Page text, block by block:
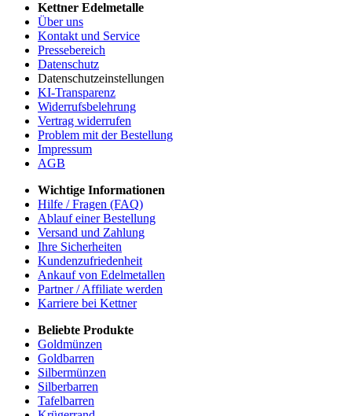
Kettner Edelmetalle
Über uns
Kontakt und Service
Pressebereich
Datenschutz
Datenschutzeinstellungen
KI-Transparenz
Widerrufsbelehrung
Vertrag widerrufen
Problem mit der Bestellung
Impressum
AGB
Wichtige Informationen
Hilfe / Fragen (FAQ)
Ablauf einer Bestellung
Versand und Zahlung
Ihre Sicherheiten
Kundenzufriedenheit
Ankauf von Edelmetallen
Partner / Affiliate werden
Karriere bei Kettner
Beliebte Produkte
Goldmünzen
Goldbarren
Silbermünzen
Silberbarren
Tafelbarren